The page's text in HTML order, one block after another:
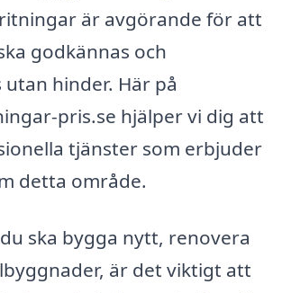
är avgörande för att
godkännas och
hinder. Här på
pris.se hjälper vi dig att
tjänster som erbjuder
detta område.
ska bygga nytt, renovera
är det viktigt att